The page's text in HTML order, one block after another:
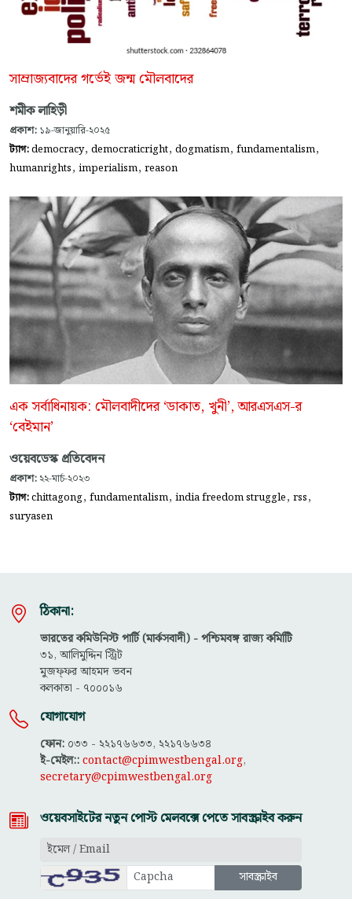
সাম্রাজ্যবাদের গর্ভেই জন্ম মৌলবাদের
শমীক লাহিড়ী
প্রকাশ: ১৯-জানুয়ারি-২০২৫
ট্যাগ:democracy, democraticright, dogmatism, fundamentalism,
humanrights, imperialism, reason
এক সর্বাধিনায়ক: মৌলবাদীদের ‘ডাকাত, খুনী’, আরএসএস-র
‘বেইমান’
ওয়েবডেস্ক প্রতিবেদন
প্রকাশ: ২২-মার্চ-২০২৩
ট্যাগ:chittagong, fundamentalism, india freedom struggle, rss,
suryasen
ঠিকানা:
ভারতের কমিউনিস্ট পার্টি (মার্কসবাদী) - পশ্চিমবঙ্গ রাজ্য কমিটিি
৩১, আলিমুদ্দিন স্ট্রিট
মুজফ্ফ‌র আহমদ ভবন
কলকাতা - ৭০০০১৬
যোগাযোগ
ফোন: ০৩৩ - ২২১৭৬৬৩৩, ২২১৭৬৬৩৪
ই-মেইল::contact@cpimwestbengal.org,
secretary@cpimwestbengal.org
ওয়েবসাইটের নতুন পোস্ট মেলবক্সে পেতে সাবস্ক্রাইব করুন